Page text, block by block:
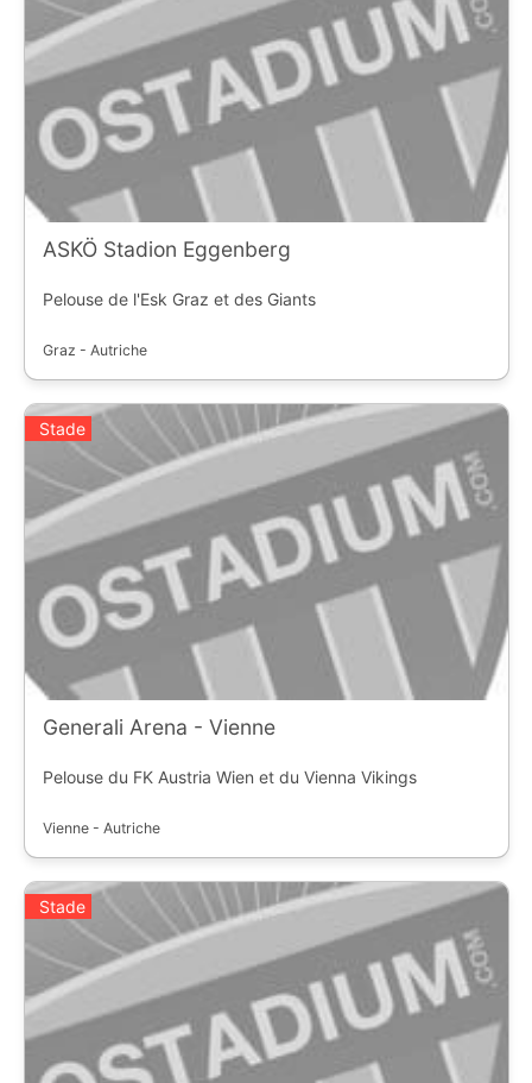
ASKÖ Stadion Eggenberg
Pelouse de l'Esk Graz et des Giants
Graz - Autriche
Stade
Generali Arena - Vienne
Pelouse du FK Austria Wien et du Vienna Vikings
Vienne - Autriche
Stade